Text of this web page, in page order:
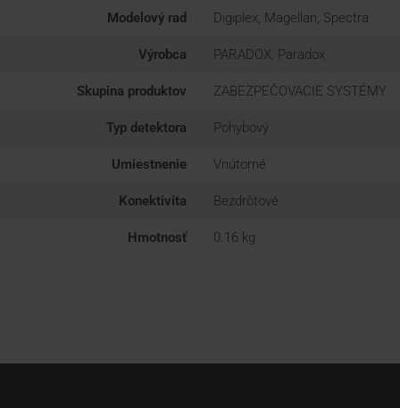
Modelový rad Digiplex, Magellan, Spectra
Výrobca PARADOX, Paradox
Skupina produktov ZABEZPEČOVACIE SYSTÉMY
Typ detektora Pohybový
Umiestnenie Vnútorné
Konektivita Bezdrôtové
Hmotnosť 0.16 kg